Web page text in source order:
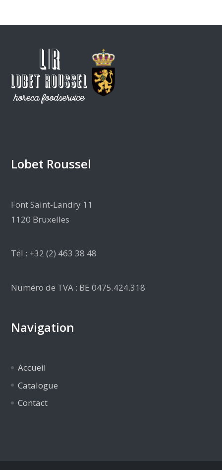
Lobet Roussel
Font Saint-Landry 11
1120 Bruxelles
Tél : +32 (2) 463 38 48
Numéro de TVA : BE 0475.424.318
Navigation
Accueil
Catalogue
Contact